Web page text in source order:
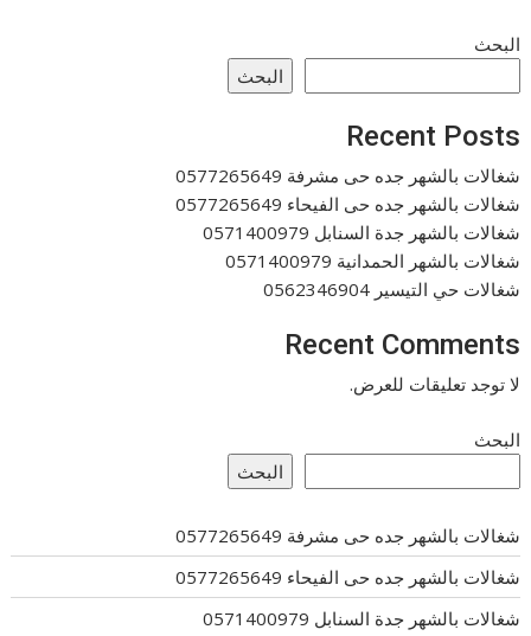
البحث
البحث
Recent Posts
شغالات بالشهر جده حى مشرفة 0577265649
شغالات بالشهر جده حى الفيحاء 0577265649
شغالات بالشهر جدة السنابل 0571400979
شغالات بالشهر الحمدانية 0571400979
شغالات حي التيسير 0562346904
Recent Comments
لا توجد تعليقات للعرض.
البحث
البحث
شغالات بالشهر جده حى مشرفة 0577265649
شغالات بالشهر جده حى الفيحاء 0577265649
شغالات بالشهر جدة السنابل 0571400979